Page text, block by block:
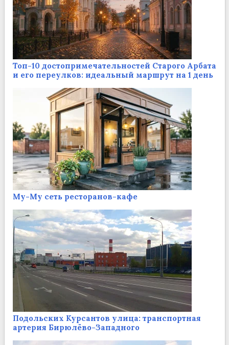
Топ-10 достопримечательностей Старого Арбата
и его переулков: идеальный маршрут на 1 день
Му-Му сеть ресторанов-кафе
Подольских Курсантов улица: транспортная
артерия Бирюлёво-Западного